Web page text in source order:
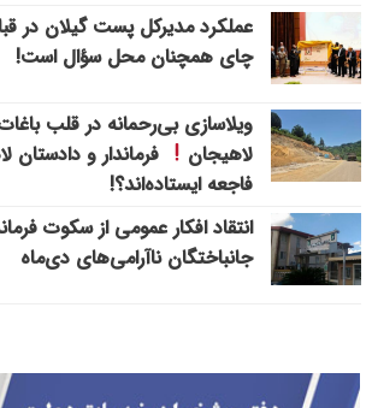
عملکرد مدیرکل پست گیلان در
چای همچنان محل سؤال است!
ویلاسازی بی‌رحمانه در قلب
لاهیجان
فرماندار و
فاجعه ایستاده‌اند؟!
انتقاد افکار عمومی از سکوت
جانباختگان ناآرامی‌های دی‌ماه